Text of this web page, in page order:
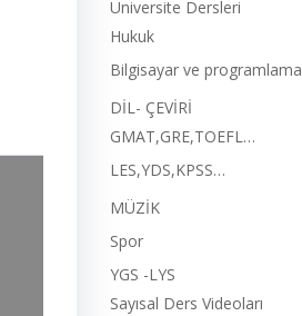
Üniversite Dersleri
Hukuk
Bilgisayar ve programlama
DİL- ÇEVİRİ
GMAT,GRE,TOEFL…
LES,YDS,KPSS…
MÜZİK
Spor
YGS -LYS
Sayısal Ders Videoları